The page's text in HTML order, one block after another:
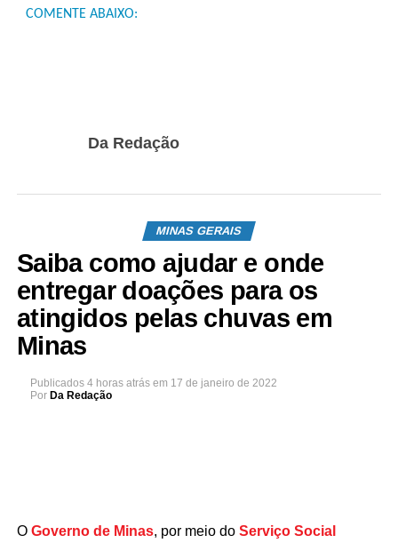
COMENTE ABAIXO:
Da Redação
MINAS GERAIS
Saiba como ajudar e onde
entregar doações para os
atingidos pelas chuvas em
Minas
Publicados 4 horas atrás em 17 de janeiro de 2022
Por Da Redação
O Governo de Minas, por meio do Serviço Social